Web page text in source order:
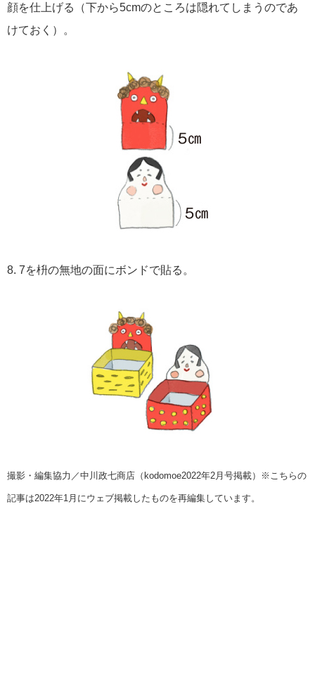
顔を仕上げる（下から5cmのところは隠れてしまうのであ
けておく）。
8. 7を枡の無地の面にボンドで貼る。
撮影・編集協力／中川政七商店（kodomoe2022年2月号掲載）※こちらの
記事は2022年1月にウェブ掲載したものを再編集しています。